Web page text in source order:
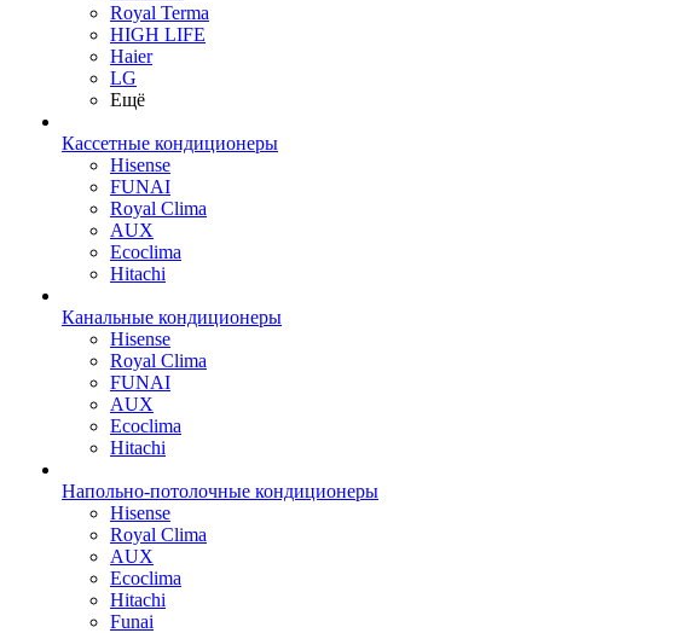
Royal Terma
HIGH LIFE
Haier
LG
Ещё
Кассетные кондиционеры
Hisense
FUNAI
Royal Clima
AUX
Ecoclima
Hitachi
Канальные кондиционеры
Hisense
Royal Clima
FUNAI
AUX
Ecoclima
Hitachi
Напольно-потолочные кондиционеры
Hisense
Royal Clima
AUX
Ecoclima
Hitachi
Funai